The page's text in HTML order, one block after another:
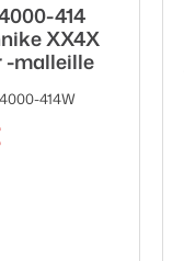
414
XX4X
-malleille
414W